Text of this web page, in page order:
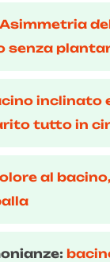
Asimmetria
senza
inclinato
tutto in
al